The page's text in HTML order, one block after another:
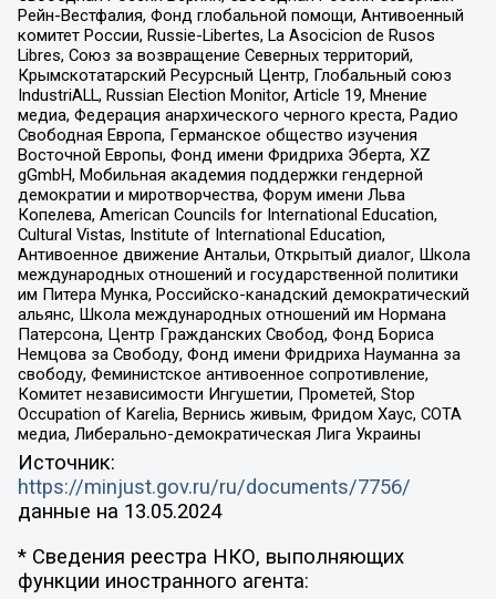
Рейн-Вестфалия, Фонд глобальной помощи, Антивоенный
комитет России, Russie-Libertes, La Asocicion de Rusos
Libres, Союз за возвращение Северных территорий,
Крымскотатарский Ресурсный Центр, Глобальный союз
IndustriALL, Russian Election Monitor, Article 19, Мнение
медиа, Федерация анархического черного креста, Радио
Свободная Европа, Германское общество изучения
Восточной Европы, Фонд имени Фридриха Эберта, XZ
gGmbH, Мобильная академия поддержки гендерной
демократии и миротворчества, Форум имени Льва
Копелева, American Councils for International Education,
Cultural Vistas, Institute of International Education,
Антивоенное движение Антальи, Открытый диалог, Школа
международных отношений и государственной политики
им Питера Мунка, Российско-канадский демократический
альянс, Школа международных отношений им Нормана
Патерсона, Центр Гражданских Свобод, Фонд Бориса
Немцова за Свободу, Фонд имени Фридриха Науманна за
свободу, Феминистское антивоенное сопротивление,
Комитет независимости Ингушетии, Прометей, Stop
Occupation of Karelia, Вернись живым, Фридом Хаус, СОТА
медиа, Либерально-демократическая Лига Украины
Источник:
https://minjust.gov.ru/ru/documents/7756/
данные на 13.05.2024
* Сведения реестра НКО, выполняющих
функции иностранного агента: